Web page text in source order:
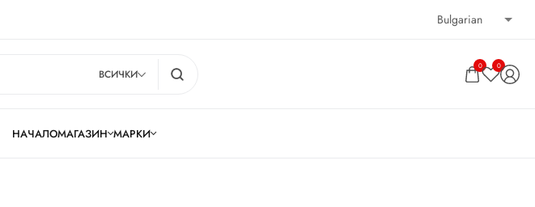
ВСИЧКИ
0 0
НАЧАЛОМАГАЗИН МАРКИ